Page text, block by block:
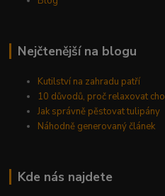
Nejčtenější na blogu
Kutilství na zahradu patří
10 důvodů, proč relaxovat
Jak správně pěstovat tulipány
Náhodně generovaný článek
Kde nás najdete